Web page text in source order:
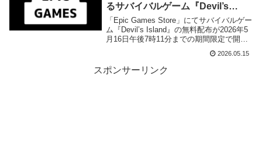
るサバイバルゲーム『Devil’s
Island』の無料配布が2026年5月
16日午後7時11分までの期間限定
で開始
「Epic Games Store」にてサバイバルゲー
ム『Devil’s Island』の無料配布が2026年5
月16日午後7時11分までの期間限定で開始
2026.05.15
スポンサーリンク